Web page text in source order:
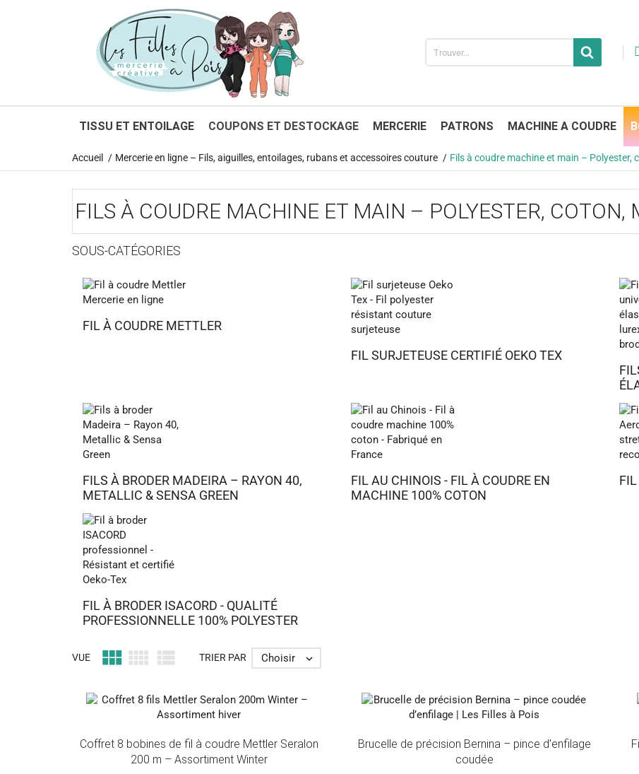
TISSU ET ENTOILAGE COUPONS ET DESTOCKAGE MERCERIE PATRONS MACHINE A COUDRE
Accueil Mercerie en ligne – Fils, aiguilles, entoilages, rubans et accessoires couture Fils à coudre machine et main – Polyester,
FILS À COUDRE MACHINE ET MAIN – POLYESTER, COTON,
SOUS-CATÉGORIES
FIL À COUDRE METTLER
FIL SURJETEUSE CERTIFIÉ OEKO TEX
FILS À BRODER MADEIRA – RAYON 40,
METALLIC & SENSA GREEN
FIL AU CHINOIS - FIL À COUDRE EN
MACHINE 100% COTON
FIL À BRODER ISACORD - QUALITÉ
PROFESSIONNELLE 100% POLYESTER
VUE    TRIER PAR Choisir 
Coffret 8 bobines de fil à coudre Mettler Seralon
200 m – Assortiment Winter
Brucelle de précision Bernina – pince d’enfilage
coudée